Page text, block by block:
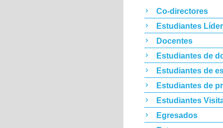
Co-directores
Estudiantes
Docentes
Estudiantes de
Estudiantes de
Estudiantes de
Estudiantes
Egresados